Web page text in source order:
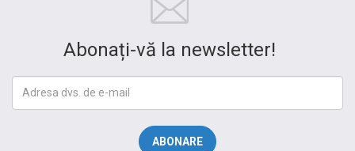
Abonați-vă la newsletter!